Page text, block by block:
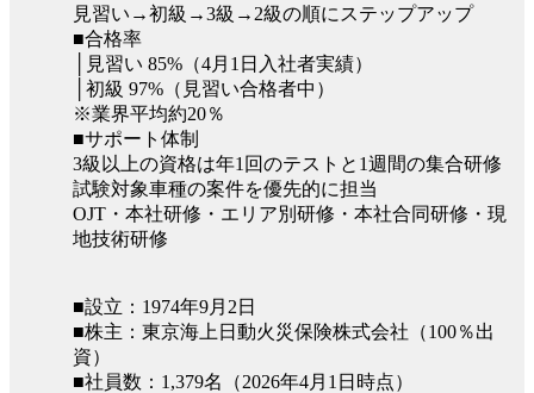
見習い→初級→3級→2級の順にステップアップ
■合格率
│見習い 85%（4月1日入社者実績）
│初級 97%（見習い合格者中）
※業界平均約20％
■サポート体制
3級以上の資格は年1回のテストと1週間の集合研修
試験対象車種の案件を優先的に担当
OJT・本社研修・エリア別研修・本社合同研修・現
地技術研修
■設立：1974年9月2日
■株主：東京海上日動火災保険株式会社（100％出
資）
■社員数：1,379名（2026年4月1日時点）